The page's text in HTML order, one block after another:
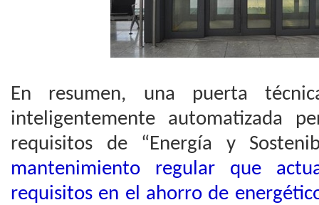
En resumen, una puerta
inteligentemente automatizada
requisitos de “Energía y
mantenimiento regular que
requisitos en el ahorro de